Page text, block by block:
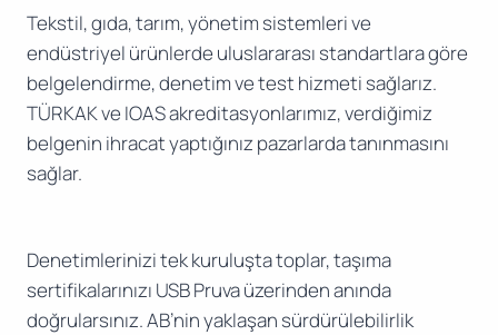
Tekstil, gıda, tarım, yönetim sistemleri ve
endüstriyel ürünlerde uluslararası standartlara göre
belgelendirme, denetim ve test hizmeti sağlarız.
TÜRKAK ve IOAS akreditasyonlarımız, verdiğimiz
belgenin ihracat yaptığınız pazarlarda tanınmasını
sağlar.
Denetimlerinizi tek kuruluşta toplar, taşıma
sertifikalarınızı USB Pruva üzerinden anında
doğrularsınız. AB’nin yaklaşan sürdürülebilirlik